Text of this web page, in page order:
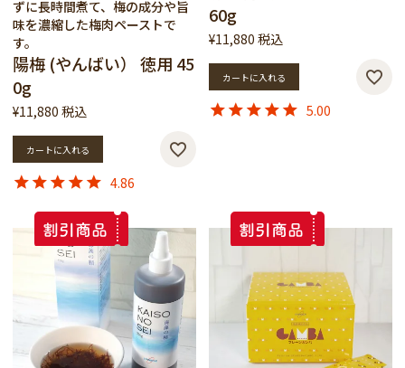
ずに長時間煮て、梅の成分や旨
味を濃縮した梅肉ペーストで
す。
陽梅 (やんばい） 徳用 45
0g
¥11,880 税込
カートに入れる
4.86
60g
¥11,880 税込
カートに入れる
5.00